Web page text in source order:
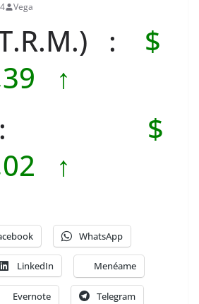
Vega
:
$
↑
:
$
↑
WhatsApp
LinkedIn Menéame
Evernote Telegram